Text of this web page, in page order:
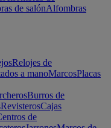
de salónAlfombras
Relojes de
a manoMarcosPlacas
Burros de
RevisterosCajas
de